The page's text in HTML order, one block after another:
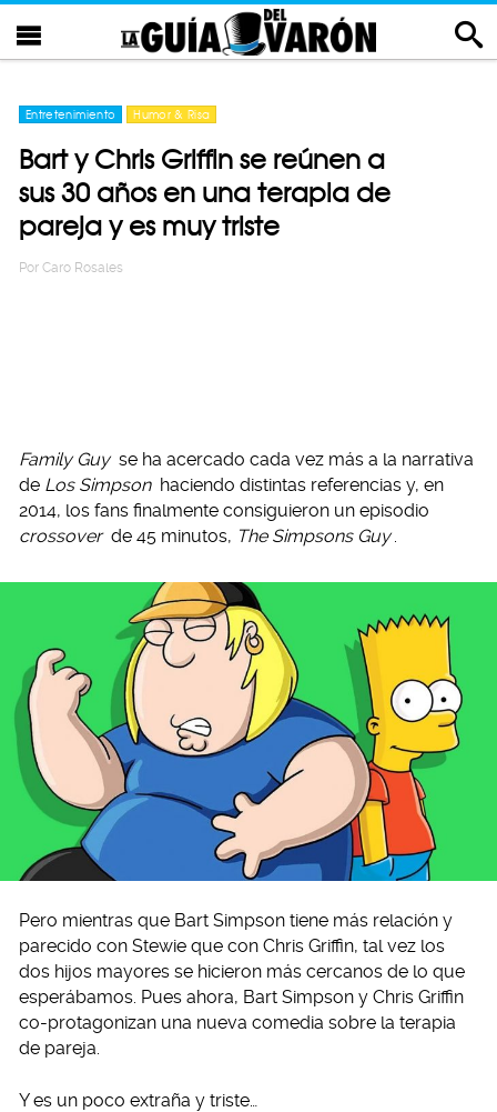
Entretenimiento Humor & Risa
Bart y Chris Griffin se reúnen a
sus 30 años en una terapia de
pareja y es muy triste
Por Caro Rosales
Family Guy se ha acercado cada vez más a la narrativa
de Los Simpson haciendo distintas referencias y, en
2014, los fans finalmente consiguieron un episodio
crossover de 45 minutos, The Simpsons Guy .
Pero mientras que Bart Simpson tiene más relación y
parecido con Stewie que con Chris Griffin, tal vez los
dos hijos mayores se hicieron más cercanos de lo que
esperábamos. Pues ahora, Bart Simpson y Chris Griffin
co-protagonizan una nueva comedia sobre la terapia
de pareja.
Y es un poco extraña y triste…